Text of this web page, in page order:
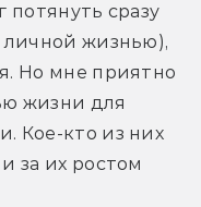
потянуть сразу
личной жизнью),
Но мне приятно
жизни для
Кое-кто из них
за их ростом